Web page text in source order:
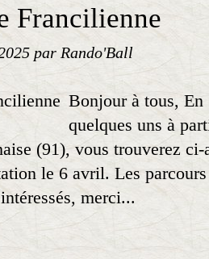
Francilienne
par Rando'Ball
Bonjour à tous, En
quelques uns à
(91), vous trouverez
le 6 avril. Les
merci...